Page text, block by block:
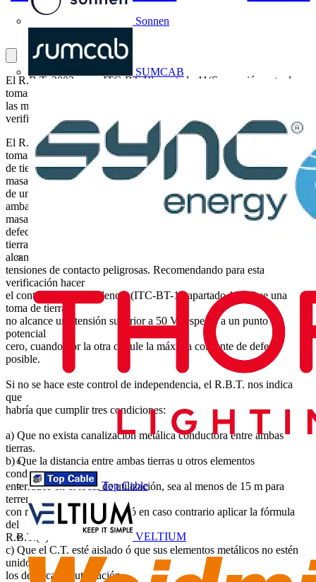
Sonnen
SUMCAB
Top Cable
VELTIUM
El R.B.T. 2002 en su ITC-BT-18 apartado 11(Separación entre las
tomas de tierra de las masas de las instalaciones de utilización y de
las masas de un centro de transformación), nos indica que se
verificará que ambas masas no estén unidas para ...
El R.B.T. 2002 en su ITC-BT-18 apartado 11(Separación entre las
tomas
de tierra de las masas de las instalaciones de utilización y de las
masas
de un centro de transformación), nos indica que se verificará que
ambas
masas no estén unidas para evitar que cuando se produzca un
defecto a
tierra en el C.T. las masas de la instalación de utilización no
alcancen
tensiones de contacto peligrosas. Recomendando para esta
verificación hacer
el control de independencia (ITC-BT-18 apartado 10): Que una
toma de tierra
no alcance una tensión superior a 50 V respecto a un punto de
potencial
cero, cuando por la otra circule la máxima corriente de defecto
posible.
Si no se hace este control de independencia, el R.B.T. nos indica
que
habría que cumplir tres condiciones:
a) Que no exista canalización metálica conductora entre ambas
tierras.
b) Que la distancia entre ambas tierras u otros elementos
conductores (**)
enterrados en el local de utilización, sea al menos de 15 m para
terrenos
con resistividad < 100 W.m ó en caso contrario aplicar la fórmula
del
R.B.T.(*)
c) Que el C.T. esté aislado ó que sus elementos metálicos no estén
unidos a
los del local de utilización.